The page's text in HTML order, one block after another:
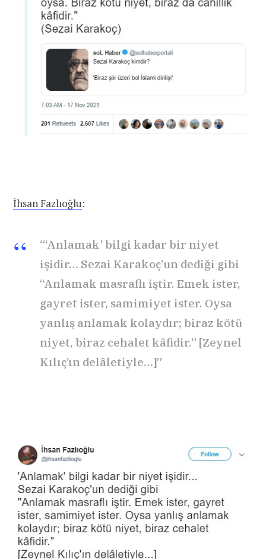
İhsan Fazlıoğlu:
“‘Anlamak’ bilgi kadar bir niyet
işidir… Sezai Karakoç’un dediği gibi
“Anlamak masraflı iştir. Emek ister,
gayret ister, samimiyet ister. Oysa
yanlış anlamak kolaydır; biraz kötü
niyet, biraz cehalet kâfidir.” [Zeynel
Kılıç’ın delâletiyle…]”